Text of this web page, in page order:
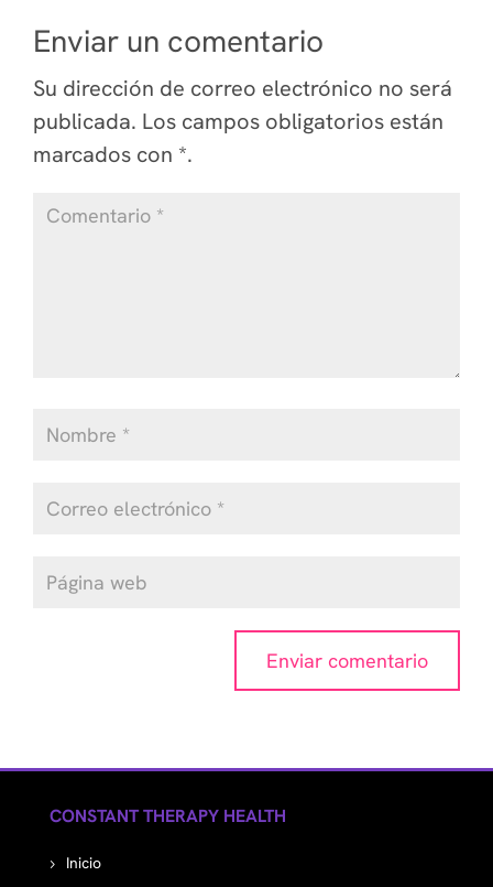
Enviar un comentario
Su dirección de correo electrónico no será
publicada. Los campos obligatorios están
marcados con *.
CONSTANT THERAPY HEALTH
Inicio